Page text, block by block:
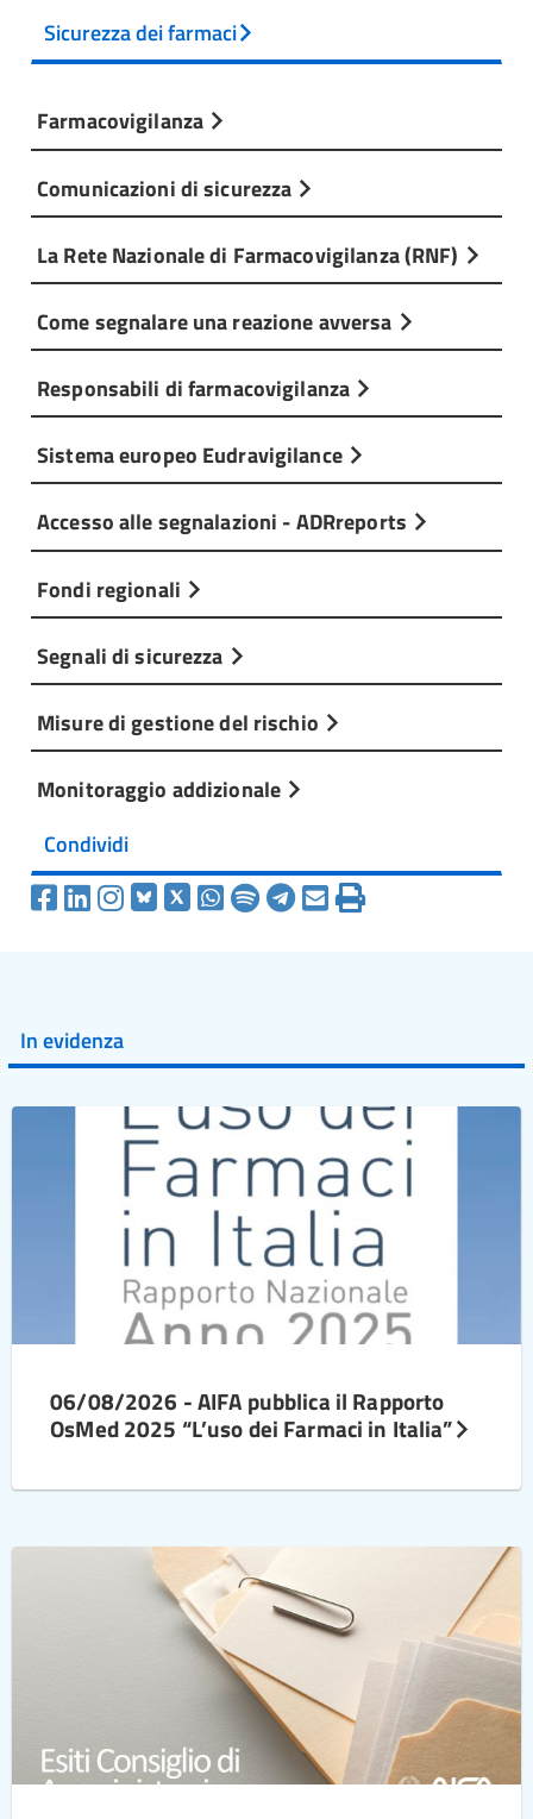
Sicurezza dei farmaci
Farmacovigilanza
Comunicazioni di sicurezza
La Rete Nazionale di Farmacovigilanza (RNF)
Come segnalare una reazione avversa
Responsabili di farmacovigilanza
Sistema europeo Eudravigilance
Accesso alle segnalazioni - ADRreports
Fondi regionali
Segnali di sicurezza
Misure di gestione del rischio
Monitoraggio addizionale
Condividi
In evidenza
06/08/2026 - AIFA pubblica il Rapporto
OsMed 2025 “L’uso dei Farmaci in Italia”